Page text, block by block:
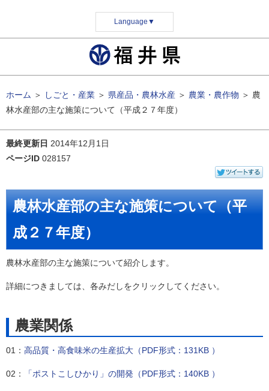
Language ▼
ホーム ＞ しごと・産業 ＞ 県産品・農林水産 ＞ 農業・農作物 ＞ 農
林水産部の主な施策について（平成２７年度）
最終更新日 2014年12月1日
ページID 028157
農林水産部の主な施策について（平
成２７年度）
農林水産部の主な施策について紹介します。
詳細につきましては、各みだしをクリックしてください。
農業関係
01： 高品質・高食味米の生産拡大（PDF形式：131KB ）
02： 「ポストこしひかり」の開発（PDF形式：140KB ）